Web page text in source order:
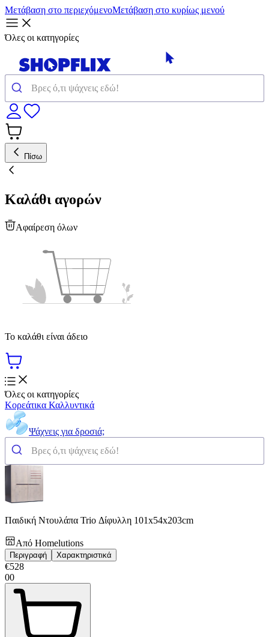
Μετάβαση στο περιεχόμενοΜετάβαση στο κυρίως μενού
Όλες οι κατηγορίες
Πίσω
Καλάθι αγορών
Αφαίρεση όλων
Το καλάθι είναι άδειο
Όλες οι κατηγορίες
Κορεάτικα Καλλυντικά
Ψάχνεις για δροσιά;
Παιδική Ντουλάπα Trio Δίφυλλη 101x54x203cm
Από Homelutions
Περιγραφή Χαρακτηριστικά
€528
00